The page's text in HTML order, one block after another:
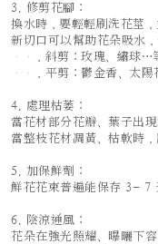
3. 修剪花腳：
換水時，要輕輕刷洗花莖
新切口可以幫助花朵吸水，
．斜剪：玫瑰、繡球…
．平剪：鬱金香、太陽
4. 處理枯萎：
當花材部分花瓣、葉子出
當整枝花材凋黃、枯軟時
5. 加保鮮劑：
鮮花花束普遍能保存 3- 7
6. 陰涼通風：
花朵在強光照耀、曝曬下